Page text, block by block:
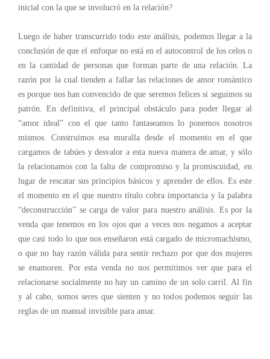
inicial con la que se involucró en la relación?
Luego de haber transcurrido todo este análisis, podemos llegar a la
conclusión de que el enfoque no está en el autocontrol de los celos o
en la cantidad de personas que forman parte de una relación. La
razón por la cual tienden a fallar las relaciones de amor romántico
es porque nos han convencido de que seremos felices si seguimos su
patrón. En definitiva, el principal obstáculo para poder llegar al
“amor ideal” con el que tanto fantaseamos lo ponemos nosotros
mismos. Construimos esa muralla desde el momento en el que
cargamos de tabúes y desvalor a esta nueva manera de amar, y sólo
la relacionamos con la falta de compromiso y la promiscuidad, en
lugar de rescatar sus principios básicos y aprender de ellos. Es este
el momento en el que nuestro título cobra importancia y la palabra
“deconstrucción” se carga de valor para nuestro análisis. Es por la
venda que tenemos en los ojos que a veces nos negamos a aceptar
que casi todo lo que nos enseñaron está cargado de micromachismo,
o que no hay razón válida para sentir rechazo por que dos mujeres
se enamoren. Por esta venda no nos permitimos ver que para el
relacionarse socialmente no hay un camino de un solo carril. Al fin
y al cabo, somos seres que sienten y no todos podemos seguir las
reglas de un manual invisible para amar.